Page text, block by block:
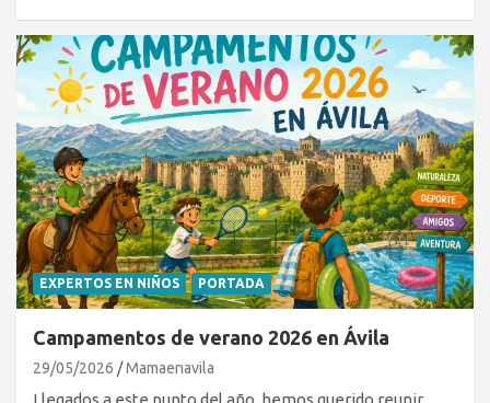
EXPERTOS EN NIÑOS PORTADA
Campamentos de verano 2026 en Ávila
29/05/2026 Mamaenavila